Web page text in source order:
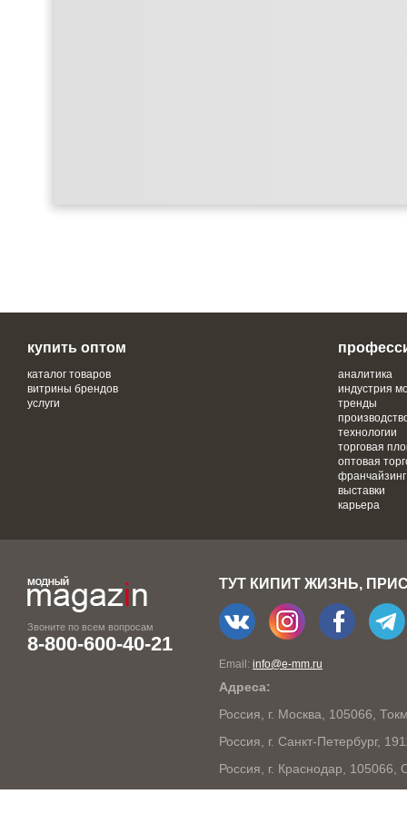
купить оптом
каталог товаров
витрины брендов
услуги
аналитика
индустрия
тренды
технологии
торговая
оптовая
франчайзинг
выставки
карьера
Звоните по всем вопросам
8-800-600-40-21
ТУТ КИПИТ ЖИЗНЬ,
Email: info@e-mm.ru
Адреса:
Россия, г. Москва, 105066,
Россия, г. Санкт-Петербург,
Россия, г. Краснодар,